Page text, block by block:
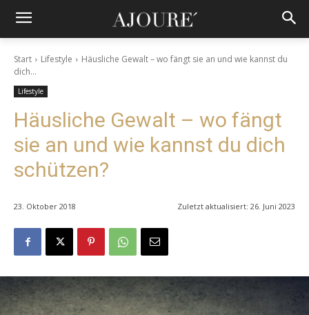
Start Lifestyle
Häusliche Gewalt – wo fängt sie an und wie kannst du
dich...
Lifestyle
Häusliche Gewalt – wo fängt
sie an und wie kannst du dich
schützen?
23. Oktober 2018 Zuletzt aktualisiert: 26. Juni 2023